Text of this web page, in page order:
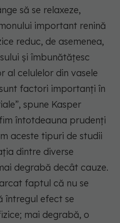
să se relaxeze,
important renină
reduc, de asemenea,
și îmbunătățesc
al celulelor din vasele
factori importanți în
spune Kasper
întotdeauna prudenți
aceste tipuri de studii
dintre diverse
degrabă decât cauze.
faptul că nu se
întregul efect se
mai degrabă, o